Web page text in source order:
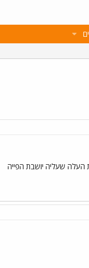
העלה שעליה יושבת הפייה